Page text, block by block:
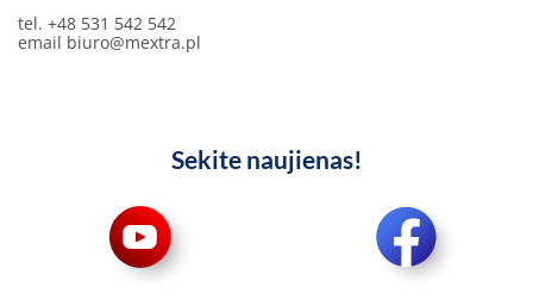
tel. +48 531 542 542
email biuro@mextra.pl
Sekite naujienas!